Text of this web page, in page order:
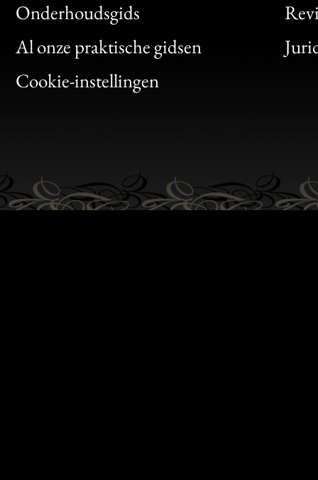
Onderhoudsgids
Al onze praktische gidsen
Cookie-instellingen
Bon
Clic